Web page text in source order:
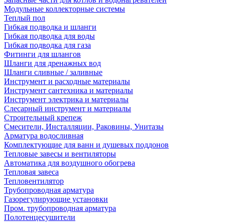
Модульные коллекторные системы
Теплый пол
Гибкая подводка и шланги
Гибкая подводка для воды
Гибкая подводка для газа
Фитинги для шлангов
Шланги для дренажных вод
Шланги сливные / заливные
Инструмент и расходные материалы
Инструмент сантехника и материалы
Инструмент электрика и материалы
Слесарный инструмент и материалы
Строительный крепеж
Смесители, Инсталляции, Раковины, Унитазы
Арматура водосливная
Комплектующие для ванн и душевых поддонов
Тепловые завесы и вентиляторы
Автоматика для воздушного обогрева
Тепловая завеса
Тепловентилятор
Трубопроводная арматура
Газорегулирующие установки
Пром. трубопроводная арматура
Полотенцесушители